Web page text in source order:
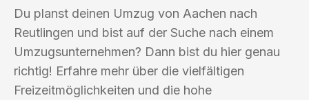
Du planst deinen Umzug von Aachen nach
Reutlingen und bist auf der Suche nach einem
Umzugsunternehmen? Dann bist du hier genau
richtig! Erfahre mehr über die vielfältigen
Freizeitmöglichkeiten und die hohe